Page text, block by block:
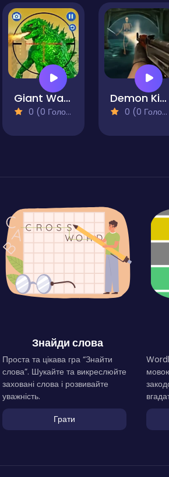
Giant Wanted Monster
0 (0 Голосів)
Demon Killer
0 (0 Голосів)
Знайди слова
Проста та цікава гра “Знайти
слова”. Шукайте та викреслюйте
заховані слова і розвивайте
уважність.
Грати